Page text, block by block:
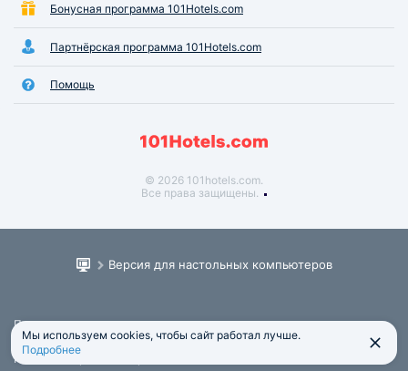
Бонусная программа 101Hotels.com
Партнёрская программа 101Hotels.com
Помощь
© 2026 101hotels.com.
Все права защищены.
Версия для настольных компьютеров
Пользовательское соглашение
Юридическая информация
Политика обработки персональных данных
Мы используем cookies, чтобы сайт работал лучше.
Подробнее